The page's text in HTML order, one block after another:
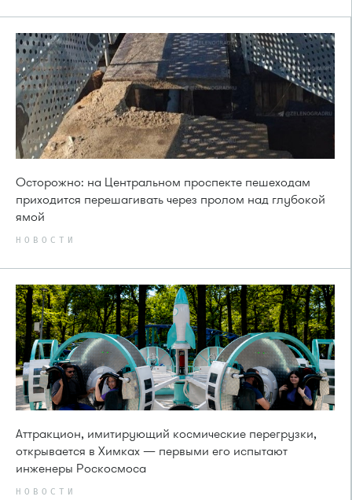
Осторожно: на Центральном проспекте пешеходам
приходится перешагивать через пролом над глубокой
ямой
НОВОСТИ
Аттракцион, имитирующий космические перегрузки,
открывается в Химках — первыми его испытают
инженеры Роскосмоса
НОВОСТИ